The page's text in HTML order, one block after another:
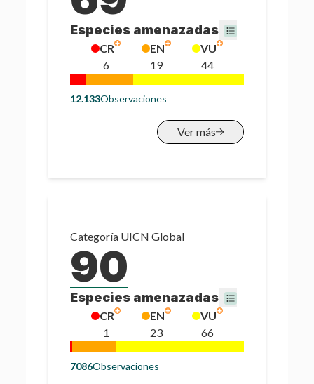
Especies amenazadas
CR
6
EN
19
VU
44
12.133Observaciones
Ver más
Categoría UICN Global
90
Especies amenazadas
CR
1
EN
23
VU
66
7086Observaciones